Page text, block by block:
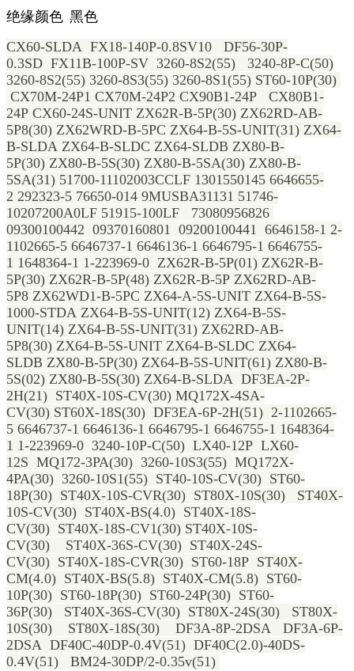
绝缘颜色 黑色
CX60-SLDA FX18-140P-0.8SV10 DF56-30P-
0.3SD FX11B-100P-SV 3260-8S2(55) 3240-8P-C(50)
3260-8S2(55) 3260-8S3(55) 3260-8S1(55) ST60-10P(30)
CX70M-24P1 CX70M-24P2 CX90B1-24P CX80B1-
24P CX60-24S-UNIT ZX62R-B-5P(30) ZX62RD-AB-
5P8(30) ZX62WRD-B-5PC ZX64-B-5S-UNIT(31) ZX64-
B-SLDA ZX64-B-SLDC ZX64-SLDB ZX80-B-
5P(30) ZX80-B-5S(30) ZX80-B-5SA(30) ZX80-B-
5SA(31) 51700-11102003CCLF 1301550145 6646655-
2 292323-5 76650-014 9MUSBA31131 51746-
10207200A0LF 51915-100LF 73080956826
09300100442 09370160801 09200100441 6646158-1 2-
1102665-5 6646737-1 6646136-1 6646795-1 6646755-
1 1648364-1 1-223969-0 ZX62R-B-5P(01) ZX62R-B-
5P(30) ZX62R-B-5P(48) ZX62R-B-5P ZX62RD-AB-
5P8 ZX62WD1-B-5PC ZX64-A-5S-UNIT ZX64-B-5S-
1000-STDA ZX64-B-5S-UNIT(12) ZX64-B-5S-
UNIT(14) ZX64-B-5S-UNIT(31) ZX62RD-AB-
5P8(30) ZX64-B-5S-UNIT ZX64-B-SLDC ZX64-
SLDB ZX80-B-5P(30) ZX64-B-5S-UNIT(61) ZX80-B-
5S(02) ZX80-B-5S(30) ZX64-B-SLDA DF3EA-2P-
2H(21) ST40X-10S-CV(30) MQ172X-4SA-
CV(30) ST60X-18S(30) DF3EA-6P-2H(51) 2-1102665-
5 6646737-1 6646136-1 6646795-1 6646755-1 1648364-
1 1-223969-0 3240-10P-C(50) LX40-12P LX60-
12S MQ172-3PA(30) 3260-10S3(55) MQ172X-
4PA(30) 3260-10S1(55) ST40-10S-CV(30) ST60-
18P(30) ST40X-10S-CVR(30) ST80X-10S(30) ST40X-
10S-CV(30) ST40X-BS(4.0) ST40X-18S-
CV(30) ST40X-18S-CV1(30) ST40X-10S-
CV(30) ST40X-36S-CV(30) ST40X-24S-
CV(30) ST40X-18S-CVR(30) ST60-18P ST40X-
CM(4.0) ST40X-BS(5.8) ST40X-CM(5.8) ST60-
10P(30) ST60-18P(30) ST60-24P(30) ST60-
36P(30) ST40X-36S-CV(30) ST80X-24S(30) ST80X-
10S(30) ST80X-18S(30) DF3A-8P-2DSA DF3A-6P-
2DSA DF40C-40DP-0.4V(51) DF40C(2.0)-40DS-
0.4V(51) BM24-30DP/2-0.35v(51)